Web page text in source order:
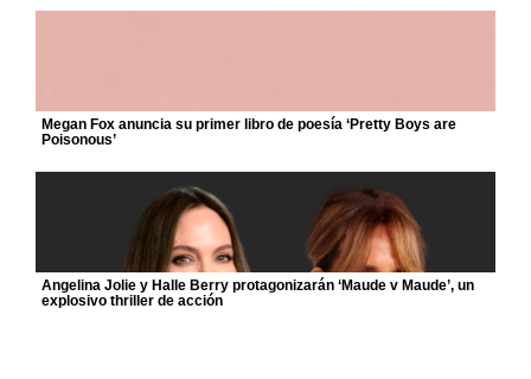
Megan Fox anuncia su primer libro de poesía ‘Pretty Boys are
Poisonous’
Angelina Jolie y Halle Berry protagonizarán ‘Maude v Maude’, un
explosivo thriller de acción